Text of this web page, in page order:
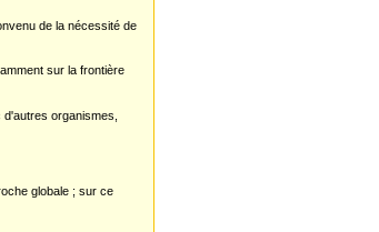
de la nécessité de
sur la frontière
organismes,
globale ; sur ce